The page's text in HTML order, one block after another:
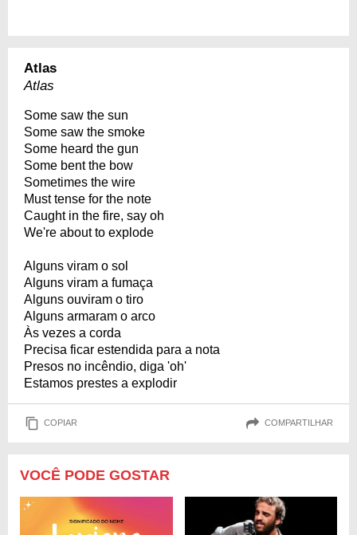
Atlas
Atlas
Some saw the sun
Some saw the smoke
Some heard the gun
Some bent the bow
Sometimes the wire
Must tense for the note
Caught in the fire, say oh
We're about to explode
Alguns viram o sol
Alguns viram a fumaça
Alguns ouviram o tiro
Alguns armaram o arco
Às vezes a corda
Precisa ficar estendida para a nota
Presos no incêndio, diga 'oh'
Estamos prestes a explodir
COPIAR COMPARTILHAR
VOCÊ PODE GOSTAR